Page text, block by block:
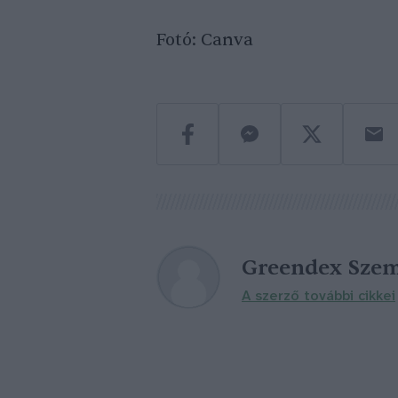
Fotó: Canva
Greendex
A szerző további cikkei